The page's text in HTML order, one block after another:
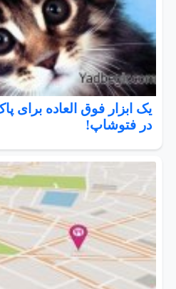
یک ابزار فوق العاده برای
در فتوشاپ!